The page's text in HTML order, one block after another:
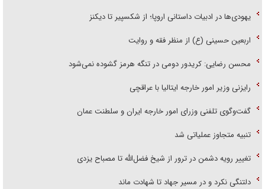
یهودی‌ها در ادبیات داستانی اروپا؛ از شکسپیر تا دیکنز
اربعین حسینی (ع) از منظر فقه و روایت
محسن رضایی: کریدور دومی در تنگه هرمز گشوده نمی‌شود
رایزنی وزیر امور خارجه ایتالیا با عراقچی
گفت‌وگوی تلفنی وزرای امور خارجه ایران و سلطنت عمان
تنبیه متجاوز عملیاتی شد
تغییر رویه دشمن در ترور از شیخ فضل‌الله تا مصباح یزدی
دلتنگی نکرد و در مسیر جهاد تا شهادت ماند